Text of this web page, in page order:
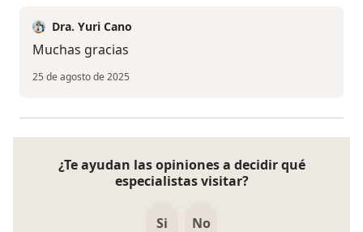
Dra. Yuri Cano
Muchas gracias
25 de agosto de 2025
¿Te ayudan las opiniones a decidir qué
especialistas visitar?
Si No